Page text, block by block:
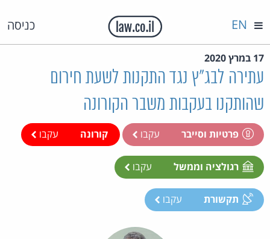
כניסה EN
17 במרץ 2020
עתירה לבג"ץ נגד התקנות לשעת חירום
שהותקנו בעקבות משבר הקורונה
פרטיות וסייבר עקבו קורונה עקבו
רגולציה וממשל עקבו
תקשורת עקבו